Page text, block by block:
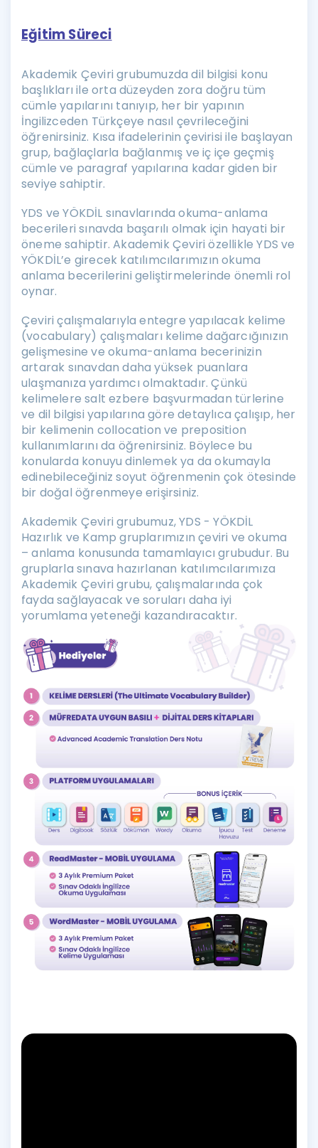
Eğitim Süreci
Akademik Çeviri grubumuzda dil bilgisi konu
başlıkları ile orta düzeyden zora doğru tüm
cümle yapılarını tanıyıp, her bir yapının
İngilizceden Türkçeye nasıl çevrileceğini
öğrenirsiniz. Kısa ifadelerinin çevirisi ile başlayan
grup, bağlaçlarla bağlanmış ve iç içe geçmiş
cümle ve paragraf yapılarına kadar giden bir
seviye sahiptir.
YDS ve YÖKDİL sınavlarında okuma-anlama
becerileri sınavda başarılı olmak için hayati bir
öneme sahiptir. Akademik Çeviri özellikle YDS ve
YÖKDİL’e girecek katılımcılarımızın okuma
anlama becerilerini geliştirmelerinde önemli rol
oynar.
Çeviri çalışmalarıyla entegre yapılacak kelime
(vocabulary) çalışmaları kelime dağarcığınızın
gelişmesine ve okuma-anlama becerinizin
artarak sınavdan daha yüksek puanlara
ulaşmanıza yardımcı olmaktadır. Çünkü
kelimelere salt ezbere başvurmadan türlerine
ve dil bilgisi yapılarına göre detaylıca çalışıp, her
bir kelimenin collocation ve preposition
kullanımlarını da öğrenirsiniz. Böylece bu
konularda konuyu dinlemek ya da okumayla
edinebileceğiniz soyut öğrenmenin çok ötesinde
bir doğal öğrenmeye erişirsiniz.
Akademik Çeviri grubumuz, YDS - YÖKDİL
Hazırlık ve Kamp gruplarımızın çeviri ve okuma
– anlama konusunda tamamlayıcı grubudur. Bu
gruplarla sınava hazırlanan katılımcılarımıza
Akademik Çeviri grubu, çalışmalarında çok
fayda sağlayacak ve soruları daha iyi
yorumlama yeteneği kazandıracaktır.